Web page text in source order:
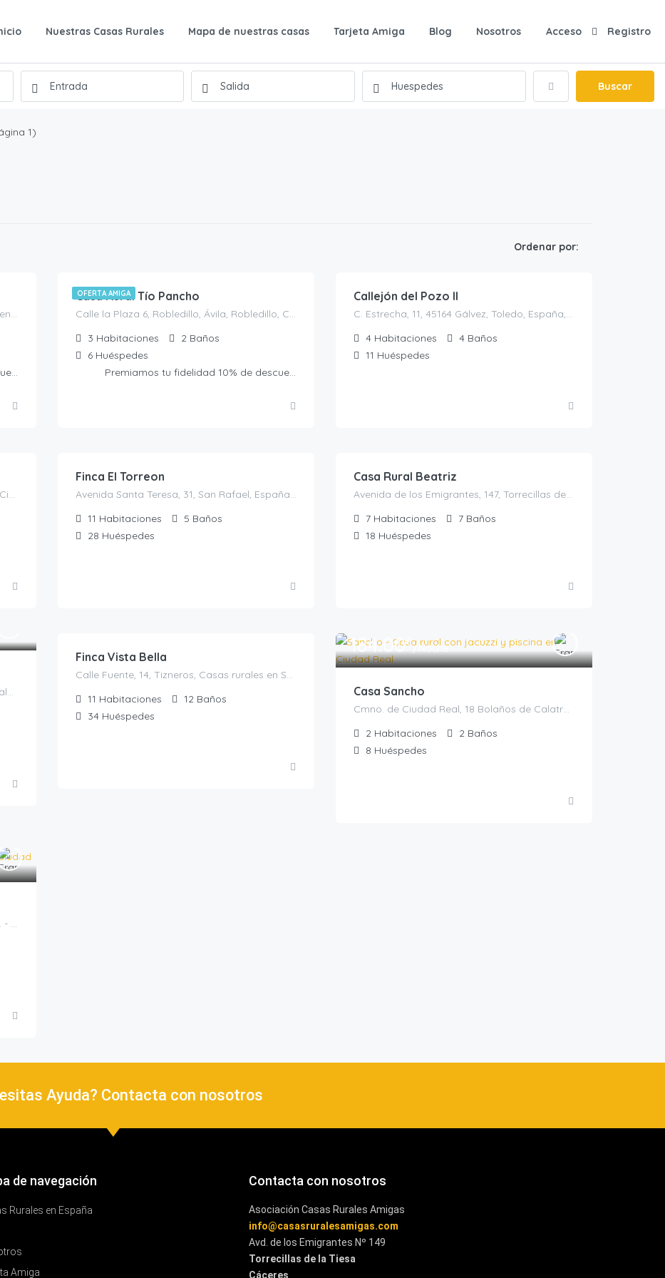
Nuestras Casas Rurales Mapa de nuestras casas Tarjeta Amiga Blog Nosotros Acceso Registro
Buscar
1)
Ordenar por:
Calle La Plaza 6, Robledillo, Casas Rurales en Ávila, España
OFERTA AMIGA
Casa Rural Tío Pancho
Calle la Plaza 6, Robledillo, Ávila, Robledillo, Casas Rurales en Ávila, España
3 Habitaciones 2 Baños
6 Huéspedes
Premiamos tu fidelidad 10% de descuento presentando la Tarjeta Amiga. No acumulable a otras ofertas
Callejón del Pozo II
C. Estrecha, 11, 45164 Gálvez, Toledo, España, Gálvez, Casas rurales en Toledo, España
4 Habitaciones 4 Baños
11 Huéspedes
C. Aldea, 3, 13360 Granátula de Calatrava, Ciudad Real, España, Granátula de Calatrava, Casas rurales en Ciudad Real, España
Finca El Torreon
Avenida Santa Teresa, 31, San Rafael, España, El Espinar, Casas rurales en Segovia, Castilla y León, España
11 Habitaciones 5 Baños
28 Huéspedes
Casa Rural Beatriz
Avenida de los Emigrantes, 147, Torrecillas de la Tiesa, España, Torrecillas de la Tiesa, Casas rurales en Cáceres, Extremadura, España
7 Habitaciones 7 Baños
18 Huéspedes
CALLE EL PINO 44, Sotoserrano, Casas Rurales en Salamanca, España
Finca Vista Bella
Calle Fuente, 14, Tizneros, Casas rurales en Segovia, España
11 Habitaciones 12 Baños
34 Huéspedes
184.00€/Noche
Casa Sancho
Cmno. de Ciudad Real, 18 Bolaños de Calatrava, Bolaños de Calatrava, Casas rurales en Ciudad Real, España
2 Habitaciones 2 Baños
8 Huéspedes
Cmno. de Ciudad Real,18 - Bolaños de Cva. - Ciudad Real, Bolaños de Calatrava, Casas rurales en Ciudad Real, España
Ayuda? Contacta con nosotros
de navegación
Rurales en España
Amiga
Contacta con nosotros
Asociación Casas Rurales Amigas
info@casasruralesamigas.com
Avd. de los Emigrantes Nº 149
Torrecillas de la Tiesa
Cáceres